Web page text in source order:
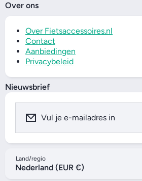
Over ons
Over Fietsaccessoires.nl
Contact
Aanbiedingen
Privacybeleid
Nieuwsbrief
Vul je e-mailadres in
Land/regio
Nederland (EUR €)